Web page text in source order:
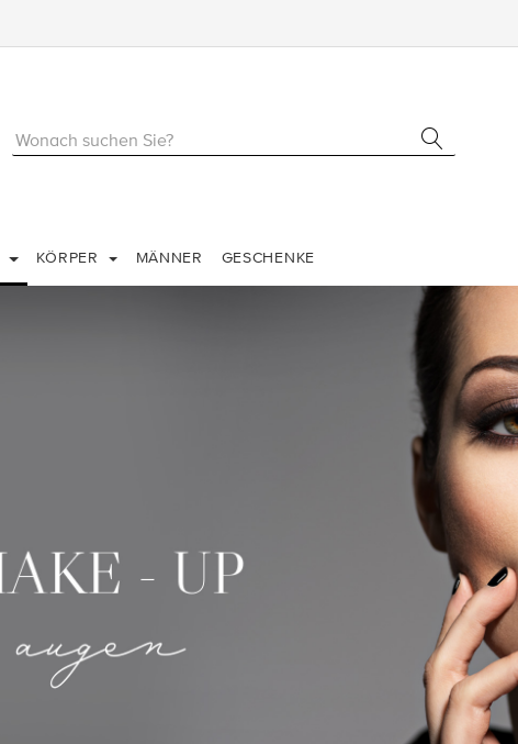
KÖRPER MÄNNER GESCHENKE